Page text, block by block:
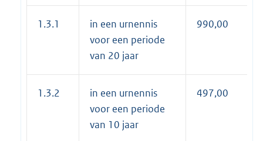
1.3.1
in een urnennis
voor een periode
van 20 jaar
990,00
1.3.2
in een urnennis
voor een periode
van 10 jaar
497,00